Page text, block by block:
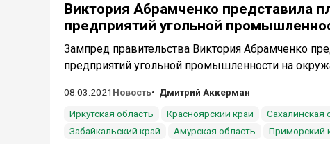
Виктория Абрамченко представила
предприятий угольной
Зампред правительства Виктория Абрамченко
предприятий угольной промышленности на
08.03.2021 Новость
Дмитрий Аккерман
Иркутская область
Красноярский край Сахалинская
Забайкальский край
Амурская область Приморский